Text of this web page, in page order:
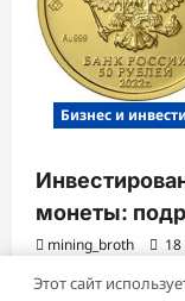
Бизнес и
монеты:
mining_broth
Этот сайт